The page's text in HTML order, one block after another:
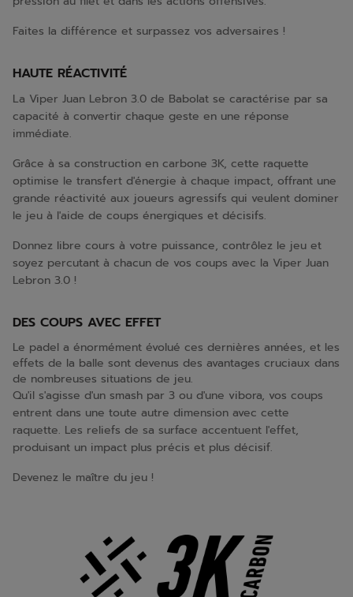
Faites la différence et surpassez vos adversaires !
HAUTE RÉACTIVITÉ
La Viper Juan Lebron 3.0 de Babolat se caractérise par sa
capacité à convertir chaque geste en une réponse
immédiate.
Grâce à sa construction en carbone 3K, cette raquette
optimise le transfert d'énergie à chaque impact, offrant une
grande réactivité aux joueurs agressifs qui veulent dominer
le jeu à l'aide de coups énergiques et décisifs.
Donnez libre cours à votre puissance, contrôlez le jeu et
soyez percutant à chacun de vos coups avec la Viper Juan
Lebron 3.0 !
DES COUPS AVEC EFFET
Le padel a énormément évolué ces dernières années, et les
effets de la balle sont devenus des avantages cruciaux dans
de nombreuses situations de jeu.
Qu'il s'agisse d'un smash par 3 ou d'une vibora, vos coups
entrent dans une toute autre dimension avec cette
raquette. Les reliefs de sa surface accentuent l'effet,
produisant un impact plus précis et plus décisif.
Devenez le maître du jeu !